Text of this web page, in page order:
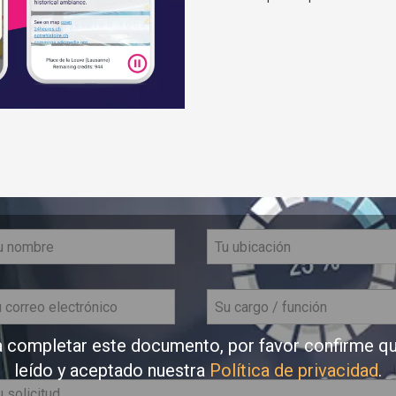
completar este documento, por favor confirme
leído y aceptado nuestra Política de privacidad.